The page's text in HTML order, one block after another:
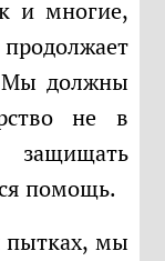
Мы должны
не в
помощь.